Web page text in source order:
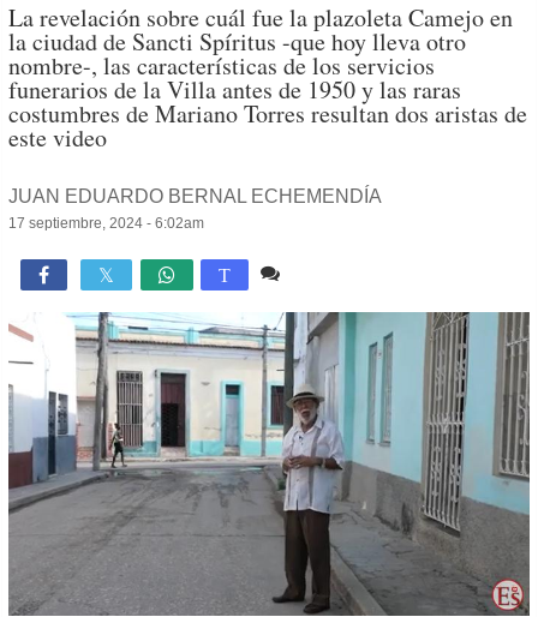
La revelación sobre cuál fue la plazoleta Camejo en
la ciudad de Sancti Spíritus -que hoy lleva otro
nombre-, las características de los servicios
funerarios de la Villa antes de 1950 y las raras
costumbres de Mariano Torres resultan dos aristas de
este video
JUAN EDUARDO BERNAL ECHEMENDÍA
17 septiembre, 2024 - 6:02am
 T